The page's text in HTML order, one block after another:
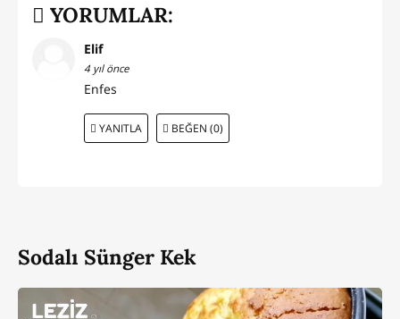
YORUMLAR:
Elif
4 yıl önce
Enfes
YANITLA BEĞEN (0)
Sodalı Sünger Kek